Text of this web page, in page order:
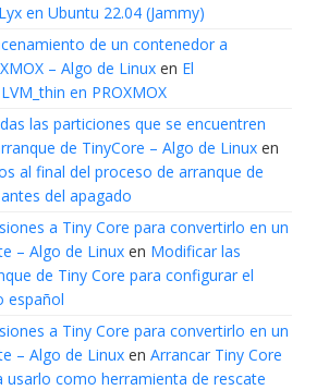
en Ubuntu 22.04 (Jammy)
de un contenedor a
– Algo de Linuxen El
en PROXMOX
las particiones que se encuentren
de TinyCore – Algo de Linuxen
al final del proceso de arranque de
del apagado
a Tiny Core para convertirlo en un
– Algo de Linuxen Modificar las
de Tiny Core para configurar el
español
a Tiny Core para convertirlo en un
– Algo de Linuxen Arrancar Tiny Core
usarlo como herramienta de rescate